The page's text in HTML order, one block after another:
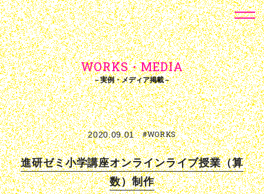
WORKS・MEDIA
実例・メディア掲載
2020.09.01 #WORKS
進研ゼミ⼩学講座オンラインライブ授業（算
数）制作